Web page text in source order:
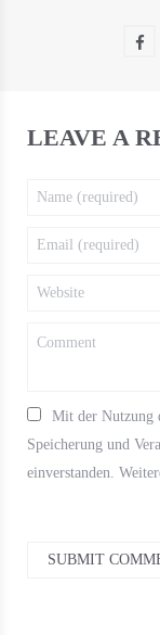
LEAVE A
Mit der Nutzung
Speicherung und
einverstanden.
SUBMIT